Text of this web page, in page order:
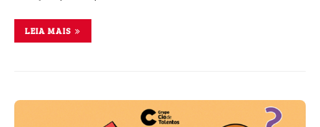
LEIA MAIS